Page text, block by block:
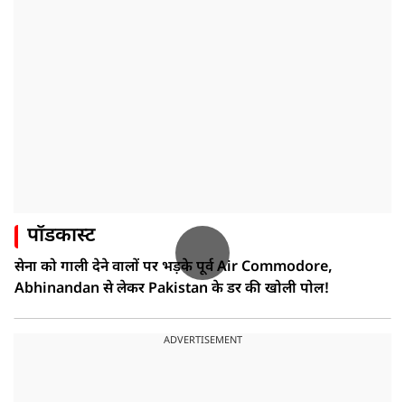
पॉडकास्ट
सेना को गाली देने वालों पर भड़के पूर्व Air Commodore,
Abhinandan से लेकर Pakistan के डर की खोली पोल!
ADVERTISEMENT